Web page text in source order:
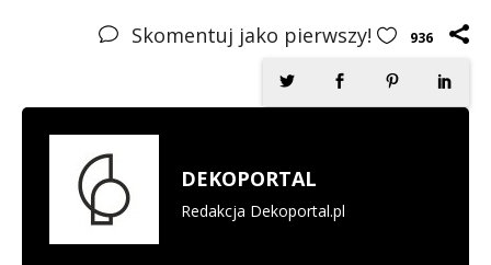
Skomentuj jako pierwszy! 936
DEKOPORTAL
Redakcja Dekoportal.pl